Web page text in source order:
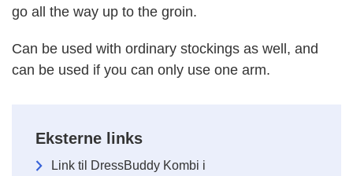
go all the way up to the groin.
Can be used with ordinary stockings as well, and
can be used if you can only use one arm.
Eksterne links
Link til DressBuddy Kombi i